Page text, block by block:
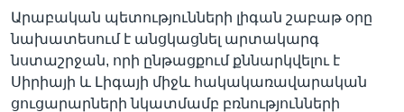
Արաբական պետությունների լիգան շաբաթ օրը
նախատեսում է անցկացնել արտակարգ
նստաշրջան, որի ընթացքում քննարկվելու է
Սիրիայի և Լիգայի միջև հակակառավարական
ցուցարարների նկատմամբ բռնությունների